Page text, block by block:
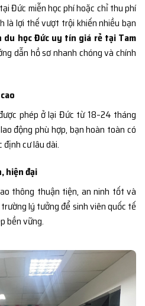
Đức miễn học phí hoặc chỉ thu phí
là lợi thế vượt trội khiến nhiều bạn
du học Đức uy tín giá rẻ tại Tam
dẫn hồ sơ nhanh chóng và chính
phép ở lại Đức từ 18–24 tháng
động phù hợp, bạn hoàn toàn có
cư lâu dài.
hiện đại
thông thuận tiện, an ninh tốt và
lý tưởng để sinh viên quốc tế
bền vững.